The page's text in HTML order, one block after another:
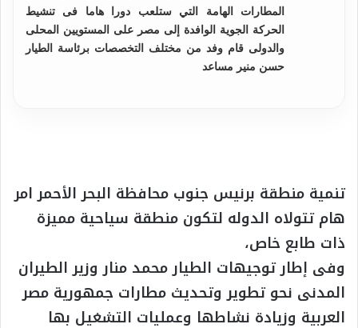
المطارات الهامة التي ستلعب دورا هاما فى تنشيط
الحركة الجوية الوافدة إلى مصر على المستويين المحلى
والدولى قام وفد من مختلف التخصصات برئاسة الطيار
حسن منير مساعد
تنمية منطقة برنيس جنوب محافظة البحر الأحمر امر
هام تتولاه الدوله لتكون منطقة سياحية مميزة
ذات طابع خاص،
وفى إطار توجيهات الطيار محمد منار وزير الطيران
المدنى نحو تطوير وتحديث مطارات جمهورية مصر
العربية وزيادة نشاطها وعمليات التشغيل بها